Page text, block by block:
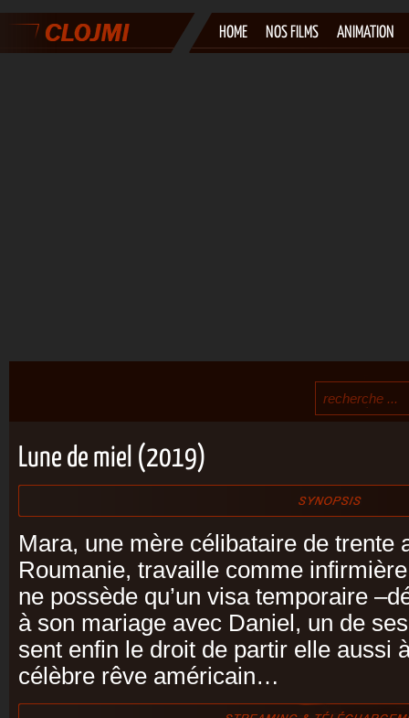
HOME NOS FILMS ANIMATION
Lune de miel (2019)
Mara, une mère célibataire de trente
Roumanie, travaille comme
ne possède qu’un visa temporaire
à son mariage avec Daniel, un de
sent enfin le droit de partir elle aussi
célèbre rêve américain…